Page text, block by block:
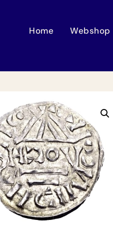
Home Webshop